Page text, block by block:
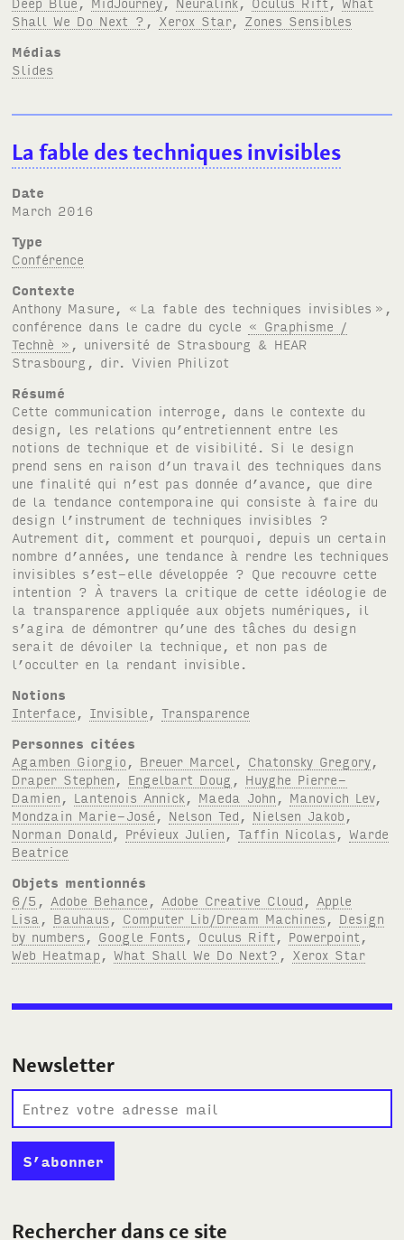
Shall We Do Next ?
Xerox Star, Zones Sensibles
Médias
Slides
La fable des techniques invisibles
Date
March 2016
Type
Conférence
Contexte
Anthony Masure, « La fable des techniques invisibles »,
conférence dans le cadre du cycle « Graphisme /
Technè »
, université de Strasbourg & HEAR
Strasbourg, dir. Vivien Philizot
Résumé
Cette communication interroge, dans le contexte du
design, les relations qu’entretiennent entre les
notions de technique et de visibilité. Si le design
prend sens en raison d’un travail des techniques dans
une finalité qui n’est pas donnée d’avance, que dire
de la tendance contemporaine qui consiste à faire du
design l’instrument de techniques invisibles ?
Autrement dit, comment et pourquoi, depuis un certain
nombre d’années, une tendance à rendre les techniques
invisibles s’est-elle développée ? Que recouvre cette
intention ? À travers la critique de cette idéologie de
la transparence appliquée aux objets numériques, il
s’agira de démontrer qu’une des tâches du design
serait de dévoiler la technique, et non pas de
l’occulter en la rendant invisible.
Notions
Interface
Invisible ,Transparence
Personnes citées
Agamben Giorgio
Breuer Marcel Chatonsky Gregory
Draper Stephen
Engelbart Doug
Huyghe Pierre-
Damien
Lantenois Annick Maeda John Manovich Lev,
Mondzain Marie-José
Nelson Ted Nielsen Jakob
Norman Donald
Prévieux Julien ,Taffin Nicolas ,Warde
Beatrice
Objets mentionnés
6/5
Adobe Behance Adobe Creative Cloud
Apple
Lisa
Bauhaus Computer Lib/Dream Machines
Design
by numbers
Google Fonts Oculus Rift Powerpoint
Web Heatmap ,What Shall We Do Next? Xerox Star
Newsletter
Rechercher dans ce site